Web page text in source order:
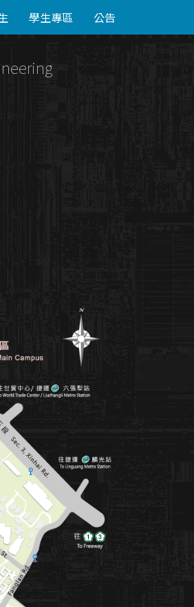
學生專區 公告